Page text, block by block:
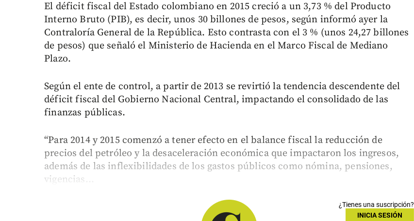
El déficit fiscal del Estado colombiano en 2015 creció a un 3,73 % del Producto
Interno Bruto (PIB), es decir, unos 30 billones de pesos, según informó ayer la
Contraloría General de la República. Esto contrasta con el 3 % (unos 24,27 billones
de pesos) que señaló el Ministerio de Hacienda en el Marco Fiscal de Mediano
Plazo.
Según el ente de control, a partir de 2013 se revirtió la tendencia descendente del
déficit fiscal del Gobierno Nacional Central, impactando el consolidado de las
finanzas públicas.
“Para 2014 y 2015 comenzó a tener efecto en el balance fiscal la reducción de
precios del petróleo y la desaceleración económica que impactaron los ingresos,
además de las inflexibilidades de los gastos públicos como nómina, pensiones,
vigencias...
¿Tienes una suscripción?
INICIA SESIÓN